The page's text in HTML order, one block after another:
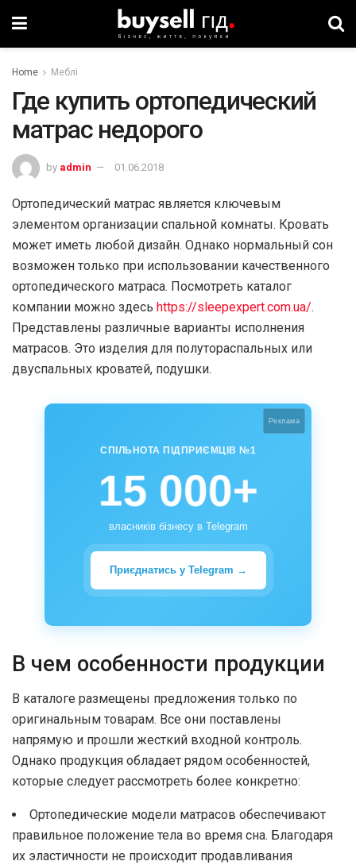
Home Меблі
Где купить ортопедический
матрас недорого
by admin 01.06.2018
Ортопедический матрас является ключевым
элементом организации спальной комнаты. Кровать
может иметь любой дизайн. Однако нормальный сон
возможен только при использовании качественного
ортопедического матраса. Посмотреть каталог
компании можно здесь https://sleepexpert.com.ua/.
Представлены различные варианты исполнения
матрасов. Это изделия для полутораспальных или
двуспальных кроватей, подушки.
Реклама
СПІЛЬНОТА ПІДПРИЄМЦІВ №1
15 000+
власників бізнесу в Telegram
Приєднатись у Telegram →
В чем особенности продукции
В каталоге размещены предложения только по
оригинальным товарам. Все они поставлены
напрямую и прошли жесткий входной контроль.
Однако продукция обладает рядом особенностей,
которые следует рассмотреть более конкретно:
Ортопедические модели матрасов обеспечивают
правильное положение тела во время сна. Благодаря
их эластичности не происходит продавливания